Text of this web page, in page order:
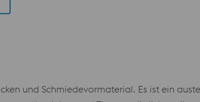
und Schmiedevormaterial. Es ist ein